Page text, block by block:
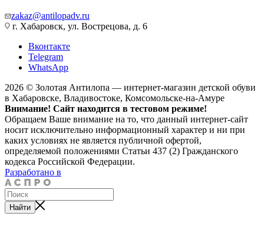
zakaz@antilopadv.ru
г. Хабаровск, ул. Вострецова, д. 6
Вконтакте
Telegram
WhatsApp
2026 © Золотая Антилопа — интернет-магазин детской обуви
в Хабаровске, Владивостоке, Комсомольске-на-Амуре
Внимание! Сайт находится в тестовом режиме!
Обращаем Ваше внимание на то, что данный интернет-сайт
носит исключительно информационный характер и ни при
каких условиях не является публичной офертой,
определяемой положениями Статьи 437 (2) Гражданского
кодекса Российской Федерации.
Разработано в
Найти